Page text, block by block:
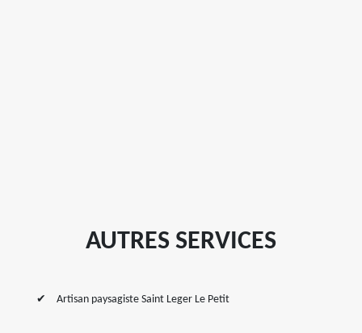
AUTRES SERVICES
Artisan paysagiste Saint Leger Le Petit